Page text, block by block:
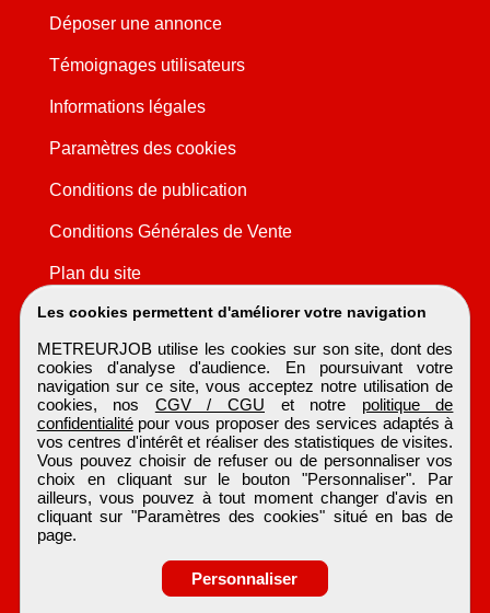
Les cookies permettent d'améliorer votre navigation
METREURJOB utilise les cookies sur son site, dont des
cookies d'analyse d'audience. En poursuivant votre
navigation sur ce site, vous acceptez notre utilisation de
cookies, nos CGV / CGU et notre politique de
confidentialitépour vous proposer des services adaptés à
vos centres d'intérêt et réaliser des statistiques de visites.
Vous pouvez choisir de refuser ou de personnaliser vos
choix en cliquant sur le bouton "Personnaliser". Par
ailleurs, vous pouvez à tout moment changer d'avis en
cliquant sur "Paramètres des cookies" situé en bas de
page.
Personnaliser
Déposer une annonce
Témoignages utilisateurs
Informations légales
Paramètres des cookies
Conditions de publication
Conditions Générales de Vente
Plan du site